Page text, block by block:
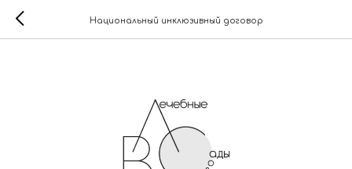
Национальный инклюзивный договор